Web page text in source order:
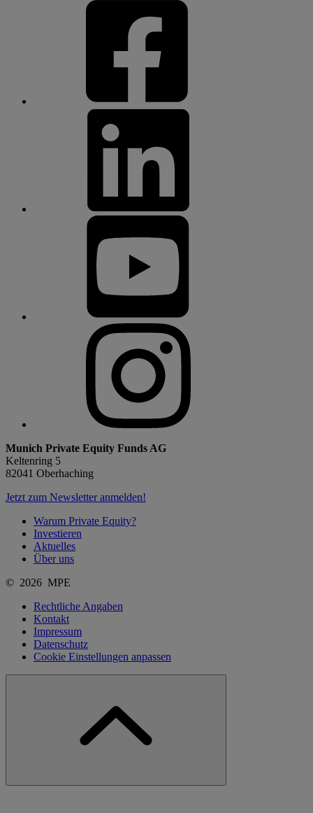
Munich Private Equity Funds AG
Keltenring 5
82041 Oberhaching
Jetzt zum Newsletter anmelden!
Warum Private Equity?
Investieren
Aktuelles
Über uns
© 2026 MPE
Rechtliche Angaben
Kontakt
Impressum
Datenschutz
Cookie Einstellungen anpassen